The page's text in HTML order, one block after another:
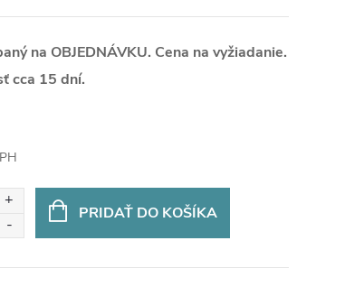
na OBJEDNÁVKU. Cena na vyžiadanie.
cca 15 dní.
PRIDAŤ DO KOŠÍKA